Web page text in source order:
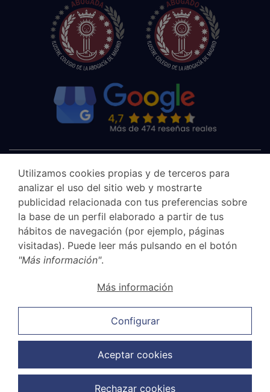
Política de privacidad
Política de protección de datos
Copyright © 2026 G.Elías & Muñoz Abogados. Todos los derechos
Utilizamos cookies propias y de terceros para
analizar el uso del sitio web y mostrarte
publicidad relacionada con tus preferencias sobre
la base de un perfil elaborado a partir de tus
hábitos de navegación (por ejemplo, páginas
visitadas). Puede leer más pulsando en el botón
"Más información".
Más información
Configurar
Aceptar cookies
Rechazar cookies